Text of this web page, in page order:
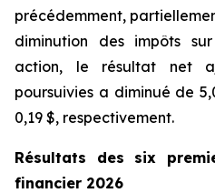
précédemment,
diminution des impôts
action, le résultat net
poursuivies a diminué de
0,19 $, respectivement.
Résultats des six
financier 2026